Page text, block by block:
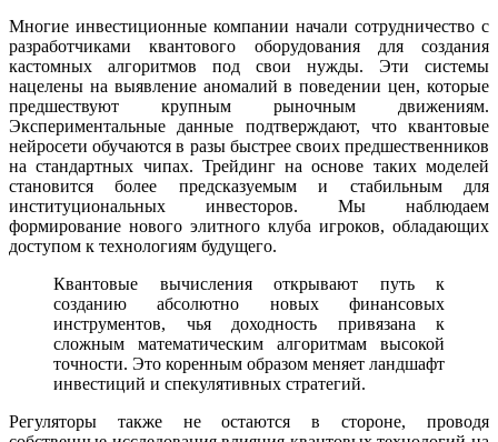
Многие инвестиционные компании начали сотрудничество с
разработчиками квантового оборудования для создания
кастомных алгоритмов под свои нужды. Эти системы
нацелены на выявление аномалий в поведении цен, которые
предшествуют крупным рыночным движениям.
Экспериментальные данные подтверждают, что квантовые
нейросети обучаются в разы быстрее своих предшественников
на стандартных чипах. Трейдинг на основе таких моделей
становится более предсказуемым и стабильным для
институциональных инвесторов. Мы наблюдаем
формирование нового элитного клуба игроков, обладающих
доступом к технологиям будущего.
Квантовые вычисления открывают путь к
созданию абсолютно новых финансовых
инструментов, чья доходность привязана к
сложным математическим алгоритмам высокой
точности. Это коренным образом меняет ландшафт
инвестиций и спекулятивных стратегий.
Регуляторы также не остаются в стороне, проводя